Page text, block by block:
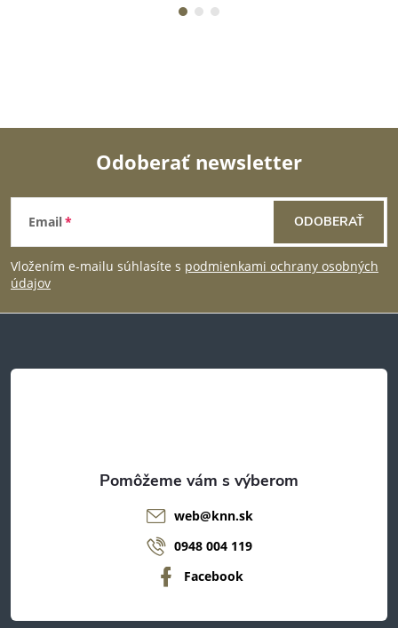
Z
á
p
t
Odoberať newsletter
Email
Vložením e-mailu súhlasíte s podmienkami ochrany osobných
údajov
ODOBERAŤ
web@knn.sk
0948 004 119
Facebook